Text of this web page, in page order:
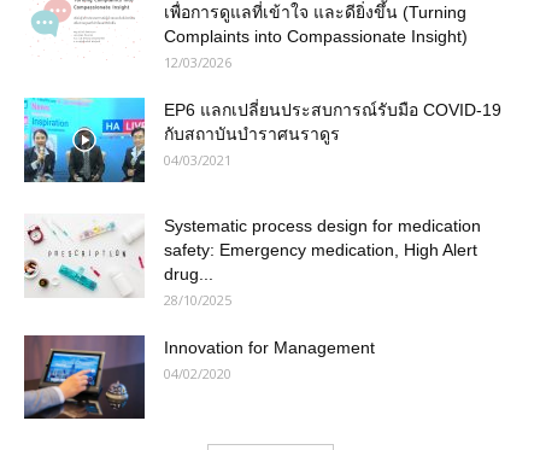
เพื่อการดูแลที่เข้าใจ และดียิ่งขึ้น (Turning
Complaints into Compassionate Insight)
12/03/2026
EP6 แลกเปลี่ยนประสบการณ์รับมือ COVID-19
กับสถาบันบำราศนราดูร
04/03/2021
Systematic process design for medication
safety: Emergency medication, High Alert
drug...
28/10/2025
Innovation for Management
04/02/2020